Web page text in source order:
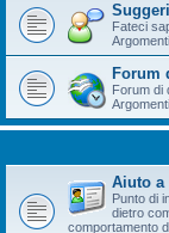
Fateci
Forum
Forum di
Aiuto a
Punto di
dietro
comportamento